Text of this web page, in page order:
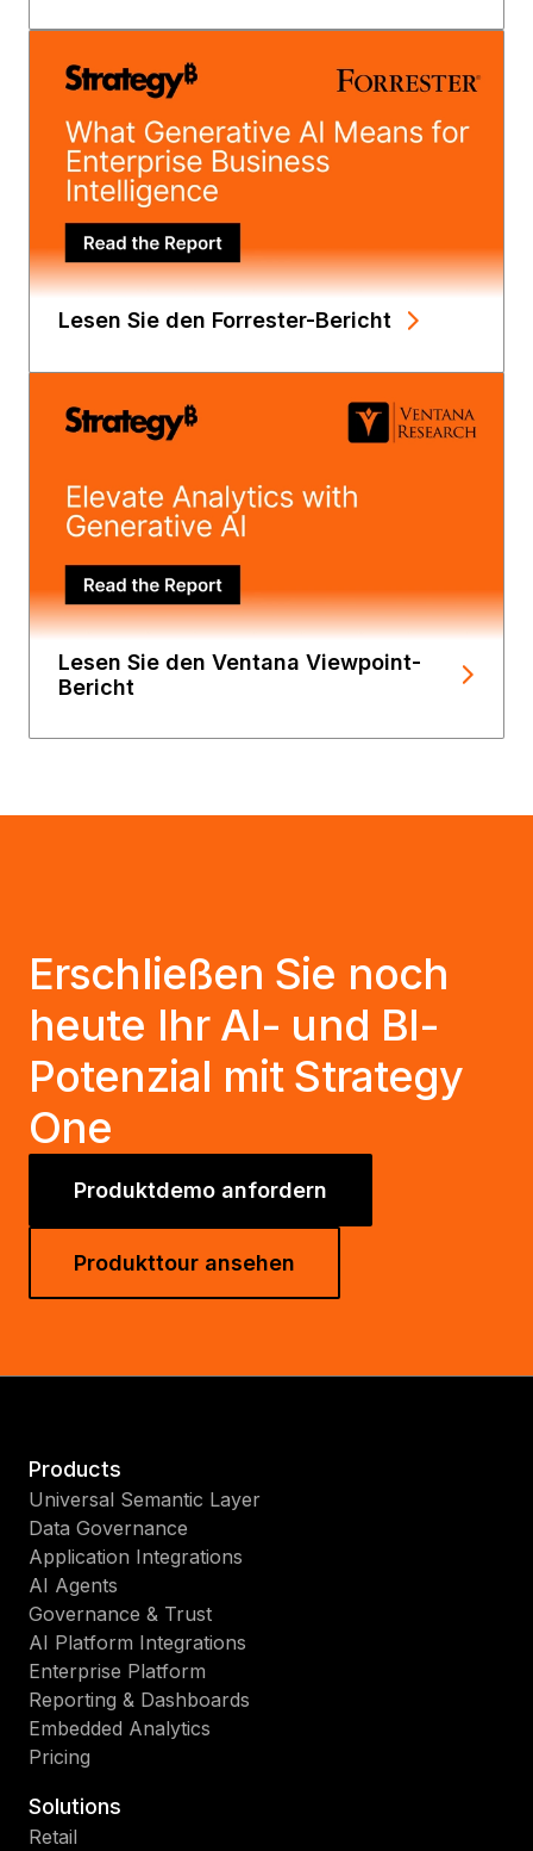
Lesen Sie den Forrester-Bericht
Lesen Sie den Ventana Viewpoint-
Bericht
Erschließen Sie noch
heute Ihr AI- und BI-
Potenzial mit Strategy
One
Produktdemo anfordern
Produkttour ansehen
Products
Universal Semantic Layer
Data Governance
Application Integrations
AI Agents
Governance & Trust
AI Platform Integrations
Enterprise Platform
Reporting & Dashboards
Embedded Analytics
Pricing
Solutions
Retail